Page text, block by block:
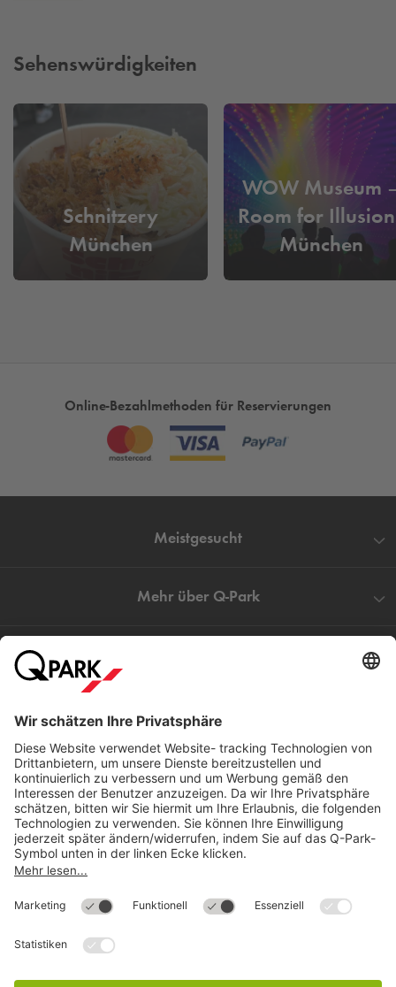
Isartor
eine zentrale Parkmöglichkeit in der Nähe der
Altstadt.
Sehenswürdigkeiten
Schnitzery
München
WOW Museum
Room for
München
Online-Bezahlmethoden für Reservierungen
Meistgesucht
Mehr über Q-Park
Direkt zum
Download
Cookie Informationen
©